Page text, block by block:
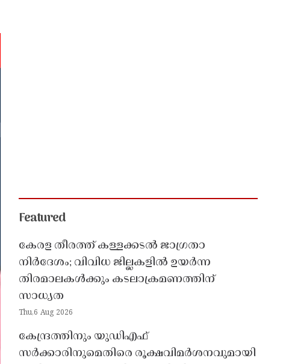
Featured
കേരള തീരത്ത് കള്ളക്കടൽ ജാഗ്രതാ
നിർദേശം; വിവിധ ജില്ലകളിൽ ഉയർന്ന
തിരമാലകൾക്കും കടലാക്രമണത്തിന്
സാധ്യത
Thu,6 Aug 2026
കേന്ദ്രത്തിനും യുഡിഎഫ്
സർക്കാരിനുമെതിരെ രൂക്ഷവിമർശനവുമായി